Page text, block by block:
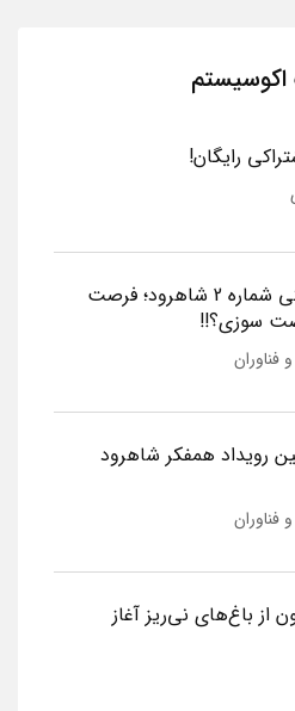
رایگان!
شهرک صنعتی شماره 2 شاهرود؛ فرصت
سوزی؟!!
فناوران
رویداد همفکر شاهرود
فناوران
از باغ‌های نی‌ریز آغاز